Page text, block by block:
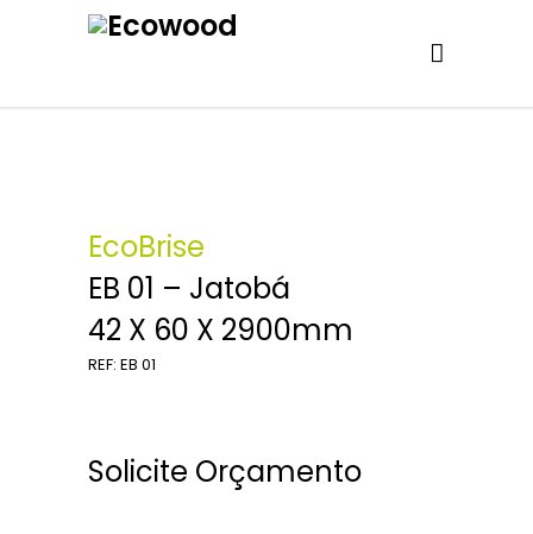
EcoBrise
EB 01 – Jatobá
42 X 60 X 2900mm
REF: EB 01
Solicite Orçamento